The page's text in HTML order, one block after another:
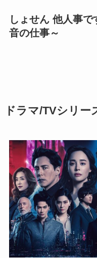
しょせん 他人事
音の仕事～
ドラマ/TVシリー